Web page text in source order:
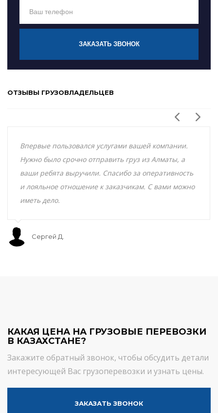
ЗАКАЗАТЬ ЗВОНОК
ОТЗЫВЫ ГРУЗОВЛАДЕЛЬЦЕВ
Впервые пользовался услугами вашей компании.
Нужно было срочно отправить груз из Алматы, а
ваши ребята выручили. Спасибо за оперативность
и лояльное отношение к заказчикам. С вами можно
иметь дело.
Сергей Д.
КАКАЯ ЦЕНА НА ГРУЗОВЫЕ ПЕРЕВОЗКИ
В КАЗАХСТАНЕ?
Закажите обратный звонок, чтобы обсудить детали
интересующей Вас грузоперевозки и узнать цены.
ЗАКАЗАТЬ ЗВОНОК